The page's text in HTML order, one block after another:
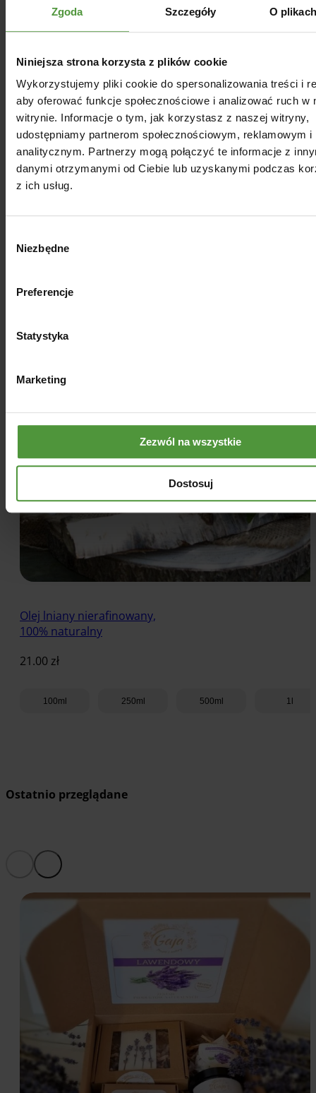
Zgoda Szczegóły O
Niniejsza strona korzysta z plików cookie
Wykorzystujemy pliki cookie do spersonalizowania treści i
aby oferować funkcje społecznościowe i analizować ruch w
witrynie. Informacje o tym, jak korzystasz z naszej witryny,
udostępniamy partnerom społecznościowym, reklamowym i
analitycznym. Partnerzy mogą połączyć te informacje z
danymi otrzymanymi od Ciebie lub uzyskanymi podczas
z ich usług.
zgody
Niezbędne
Preferencje
Statystyka
Marketing
Zezwól na wszystkie
Dostosuj
Podmiot odpowiedzialny
Opinie
Dla Ciebie
Olej lniany nierafinowany,
100% naturalny
21.00 zł
100ml 250ml 500ml 1l
Ostatnio przeglądane